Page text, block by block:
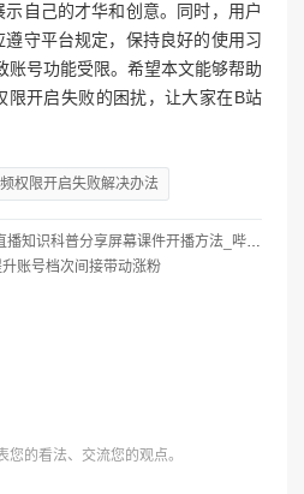
自己的才华和创意。同时，用户
守平台规定，保持良好的使用习
账号功能受限。希望本文能够帮助
限开启失败的困扰，让大家在B站
权限开启失败解决办法
账号档次间接带动涨粉
的看法、交流您的观点。